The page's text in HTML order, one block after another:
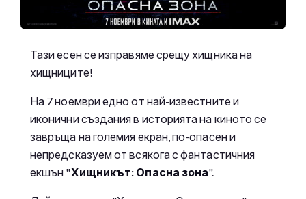
Тази есен се изправяме срещу хищника на
хищниците!
На 7 ноември едно от най-известните и
иконични създания в историята на киното се
завръща на големия екран, по-опасен и
непредсказуем от всякога с фантастичния
екшън "Хищникът: Опасна зона".